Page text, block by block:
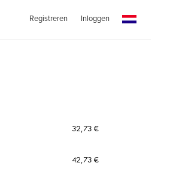
Registreren Inloggen
32,73 €
42,73 €